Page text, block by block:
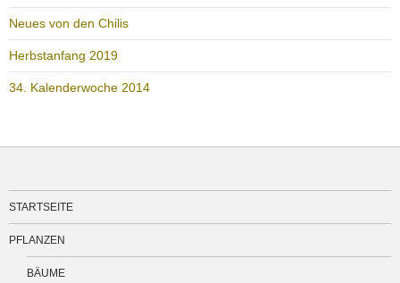
Neues von den Chilis
Herbstanfang 2019
34. Kalenderwoche 2014
STARTSEITE
PFLANZEN
BÄUME